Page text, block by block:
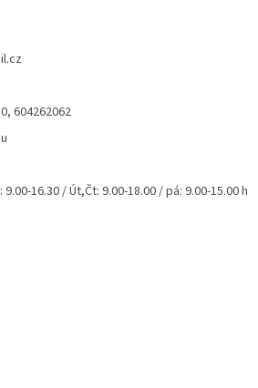
604262062
16.30 / Út,Čt: 9.00-18.00 / pá: 9.00-15.00 h